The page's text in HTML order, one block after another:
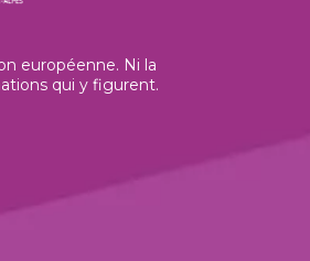
européenne. Ni la
qui y figurent.